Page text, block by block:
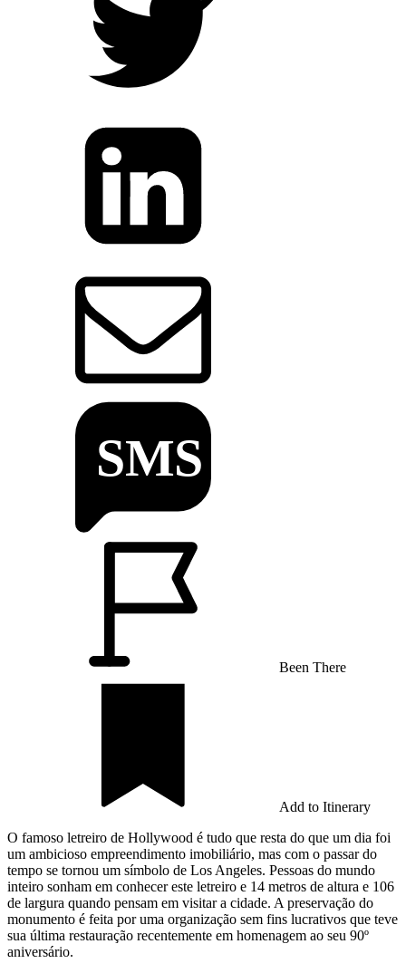
Been There
Add to Itinerary
O famoso letreiro de Hollywood é tudo que resta do que um dia foi
um ambicioso empreendimento imobiliário, mas com o passar do
tempo se tornou um símbolo de Los Angeles. Pessoas do mundo
inteiro sonham em conhecer este letreiro e 14 metros de altura e 106
de largura quando pensam em visitar a cidade. A preservação do
monumento é feita por uma organização sem fins lucrativos que teve
sua última restauração recentemente em homenagem ao seu 90º
aniversário.